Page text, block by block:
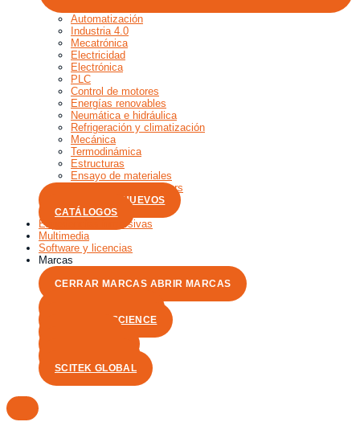
Automatización
Industria 4.0
Mecatrónica
Electricidad
Electrónica
PLC
Control de motores
Energías renovables
Neumática e hidráulica
Refrigeración y climatización
Mecánica
Termodinámica
Estructuras
Ensayo de materiales
Interfaces y dataloggers
PRODUCTOS NUEVOS
CATÁLOGOS
Experiencias inmersivas
Multimedia
Software y licencias
Marcas
CERRAR MARCAS ABRIR MARCAS
CAROLINA SCIENCE
SCITEK GLOBAL